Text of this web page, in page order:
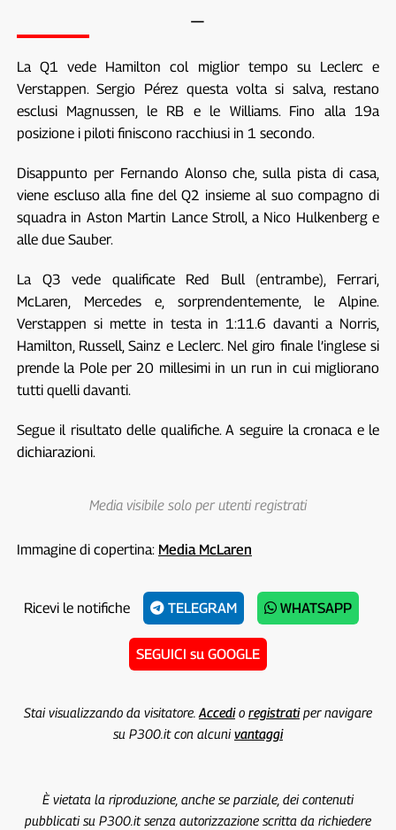
—
La Q1 vede Hamilton col miglior tempo su Leclerc e
Verstappen. Sergio Pérez questa volta si salva, restano
esclusi Magnussen, le RB e le Williams. Fino alla 19a
posizione i piloti finiscono racchiusi in 1 secondo.
Disappunto per Fernando Alonso che, sulla pista di casa,
viene escluso alla fine del Q2 insieme al suo compagno di
squadra in Aston Martin Lance Stroll, a Nico Hulkenberg e
alle due Sauber.
La Q3 vede qualificate Red Bull (entrambe), Ferrari,
McLaren, Mercedes e, sorprendentemente, le Alpine.
Verstappen si mette in testa in 1:11.6 davanti a Norris,
Hamilton, Russell, Sainz e Leclerc. Nel giro finale l’inglese si
prende la Pole per 20 millesimi in un run in cui migliorano
tutti quelli davanti.
Segue il risultato delle qualifiche. A seguire la cronaca e le
dichiarazioni.
Media visibile solo per utenti registrati
Immagine di copertina: Media McLaren
Ricevi le notifiche TELEGRAM WHATSAPP
SEGUICI su GOOGLE
Stai visualizzando da visitatore. Accedio registratiper navigare
su P300.it con alcunivantaggi
È vietata la riproduzione, anche se parziale, dei contenuti
pubblicati su P300.it senza autorizzazione scritta da richiedere